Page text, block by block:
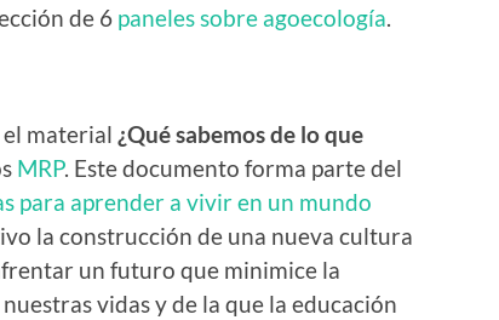
de 6 paneles sobre agoecología.
el material ¿Qué sabemos de lo que
MRP. Este documento forma parte del
para aprender a vivir en un mundo
la construcción de una nueva cultura
un futuro que minimice la
vidas y de la que la educación